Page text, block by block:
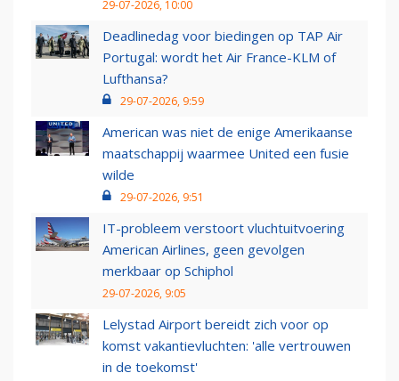
29-07-2026, 10:00
Deadlinedag voor biedingen op TAP Air
Portugal: wordt het Air France-KLM of
Lufthansa?
29-07-2026, 9:59
American was niet de enige Amerikaanse
maatschappij waarmee United een fusie
wilde
29-07-2026, 9:51
IT-probleem verstoort vluchtuitvoering
American Airlines, geen gevolgen
merkbaar op Schiphol
29-07-2026, 9:05
Lelystad Airport bereidt zich voor op
komst vakantievluchten: 'alle vertrouwen
in de toekomst'